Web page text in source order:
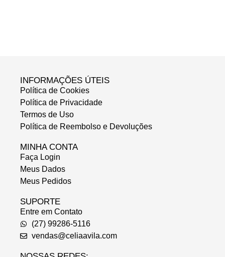
INFORMAÇÕES ÚTEIS
Política de Cookies
Política de Privacidade
Termos de Uso
Política de Reembolso e Devoluções
MINHA CONTA
Faça Login
Meus Dados
Meus Pedidos
SUPORTE
Entre em Contato
(27) 99286-5116
vendas@celiaavila.com